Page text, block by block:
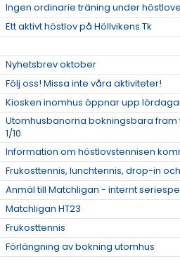
Ingen ordinarie träning under
Ett aktivt höstlov på Höllvikens Tk
Nyhetsbrev oktober
Följ oss! Missa inte våra aktiviteter!
Kiosken inomhus öppnar upp lördagar
Utomhusbanorna bokningsbara fram
1/10
Information om höstlovstennisen
Frukosttennis, lunchtennis, drop-in
Anmäl till Matchligan - internt
Matchligan HT23
Frukosttennis
Förlängning av bokning utomhus